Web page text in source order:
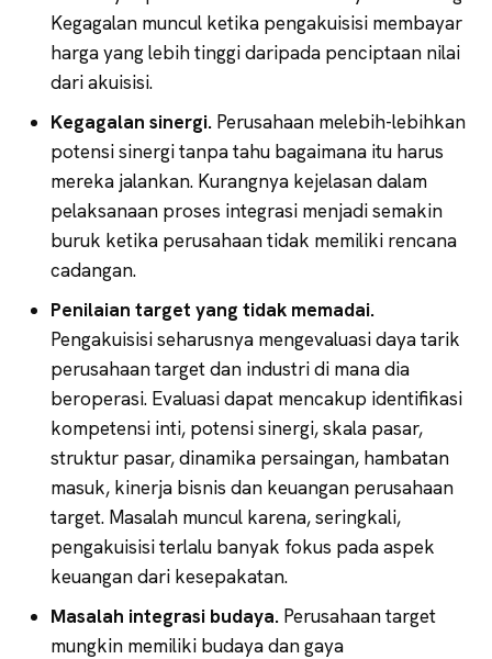
Kegagalan muncul ketika pengakuisisi membayar
harga yang lebih tinggi daripada penciptaan nilai
dari akuisisi.
Kegagalan sinergi. Perusahaan melebih-lebihkan
potensi sinergi tanpa tahu bagaimana itu harus
mereka jalankan. Kurangnya kejelasan dalam
pelaksanaan proses integrasi menjadi semakin
buruk ketika perusahaan tidak memiliki rencana
cadangan.
Penilaian target yang tidak memadai.
Pengakuisisi seharusnya mengevaluasi daya tarik
perusahaan target dan industri di mana dia
beroperasi. Evaluasi dapat mencakup identifikasi
kompetensi inti, potensi sinergi, skala pasar,
struktur pasar, dinamika persaingan, hambatan
masuk, kinerja bisnis dan keuangan perusahaan
target. Masalah muncul karena, seringkali,
pengakuisisi terlalu banyak fokus pada aspek
keuangan dari kesepakatan.
Masalah integrasi budaya. Perusahaan target
mungkin memiliki budaya dan gaya